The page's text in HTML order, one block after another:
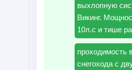
выхлопную
Викинг.
10л.с и тише
проходимость
снегохода с